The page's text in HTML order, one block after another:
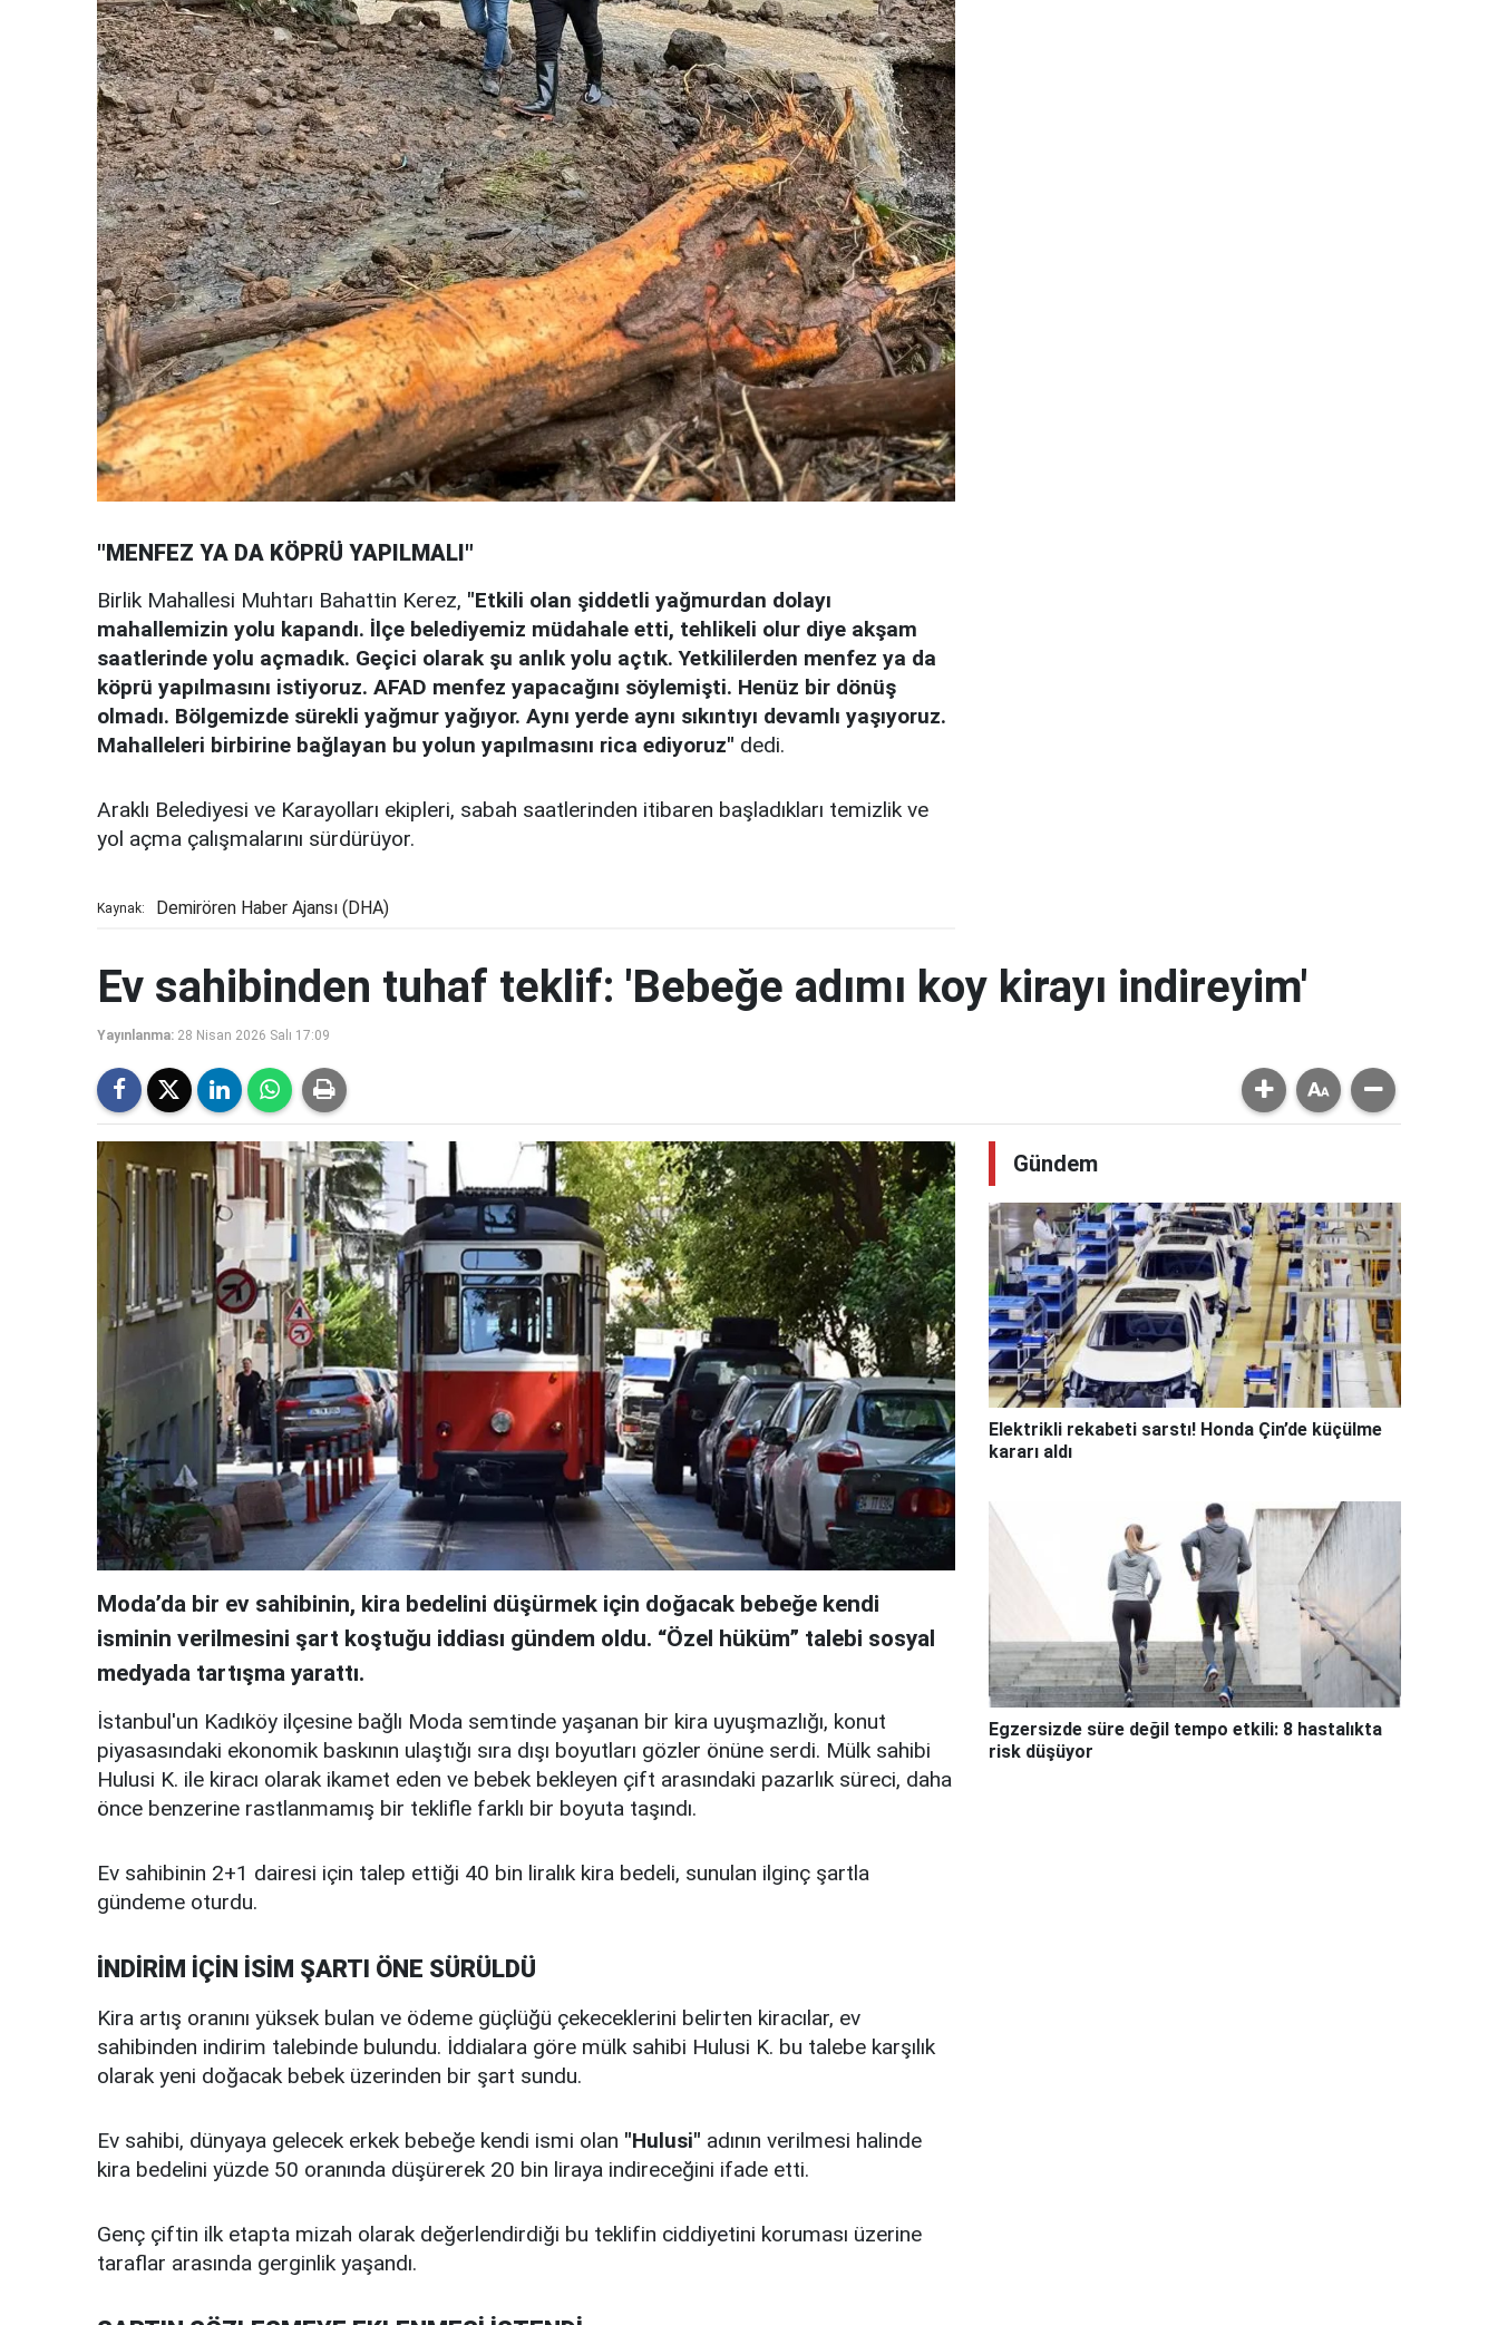
"MENFEZ YA DA KÖPRÜ YAPILMALI"
Birlik Mahallesi Muhtarı Bahattin Kerez, "Etkili olan şiddetli yağmurdan dolayı
mahallemizin yolu kapandı. İlçe belediyemiz müdahale etti, tehlikeli olur diye akşam
saatlerinde yolu açmadık. Geçici olarak şu anlık yolu açtık. Yetkililerden menfez ya da
köprü yapılmasını istiyoruz. AFAD menfez yapacağını söylemişti. Henüz bir dönüş
olmadı. Bölgemizde sürekli yağmur yağıyor. Aynı yerde aynı sıkıntıyı devamlı yaşıyoruz.
Mahalleleri birbirine bağlayan bu yolun yapılmasını rica ediyoruz" dedi.
Araklı Belediyesi ve Karayolları ekipleri, sabah saatlerinden itibaren başladıkları temizlik ve
yol açma çalışmalarını sürdürüyor.
Kaynak: Demirören Haber Ajansı (DHA)
Ev sahibinden tuhaf teklif: 'Bebeğe adımı koy kirayı indireyim'
Yayınlanma: 28 Nisan 2026 Salı 17:09
Moda’da bir ev sahibinin, kira bedelini düşürmek için doğacak bebeğe kendi
isminin verilmesini şart koştuğu iddiası gündem oldu. “Özel hüküm” talebi sosyal
medyada tartışma yarattı.
İstanbul'un Kadıköy ilçesine bağlı Moda semtinde yaşanan bir kira uyuşmazlığı, konut
piyasasındaki ekonomik baskının ulaştığı sıra dışı boyutları gözler önüne serdi. Mülk sahibi
Hulusi K. ile kiracı olarak ikamet eden ve bebek bekleyen çift arasındaki pazarlık süreci, daha
önce benzerine rastlanmamış bir teklifle farklı bir boyuta taşındı.
Ev sahibinin 2+1 dairesi için talep ettiği 40 bin liralık kira bedeli, sunulan ilginç şartla
gündeme oturdu.
İNDİRİM İÇİN İSİM ŞARTI ÖNE SÜRÜLDÜ
Kira artış oranını yüksek bulan ve ödeme güçlüğü çekeceklerini belirten kiracılar, ev
sahibinden indirim talebinde bulundu. İddialara göre mülk sahibi Hulusi K. bu talebe karşılık
olarak yeni doğacak bebek üzerinden bir şart sundu.
Ev sahibi, dünyaya gelecek erkek bebeğe kendi ismi olan "Hulusi" adının verilmesi halinde
kira bedelini yüzde 50 oranında düşürerek 20 bin liraya indireceğini ifade etti.
Genç çiftin ilk etapta mizah olarak değerlendirdiği bu teklifin ciddiyetini koruması üzerine
taraflar arasında gerginlik yaşandı.
Gündem
Elektrikli rekabeti sarstı! Honda Çin’de küçülme
kararı aldı
Egzersizde süre değil tempo etkili: 8 hastalıkta
risk düşüyor